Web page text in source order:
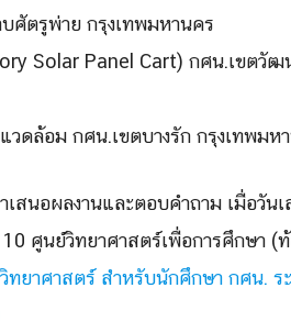
ศัตรูพ่าย กรุงเทพมหานคร
Solar Panel Cart) กศน.เขตวัฒ
วดล้อม กศน.เขตบางรัก กรุงเทพมห
สนอผลงานและตอบคำถาม เมื่อวันเ
ศูนย์วิทยาศาสตร์เพื่อการศึกษา (ท้
วิทยาศาสตร์ สำหรับนักศึกษา กศน.